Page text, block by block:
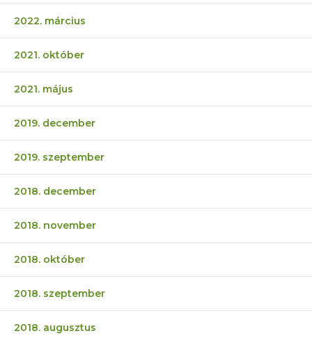
2022. március
2021. október
2021. május
2019. december
2019. szeptember
2018. december
2018. november
2018. október
2018. szeptember
2018. augusztus